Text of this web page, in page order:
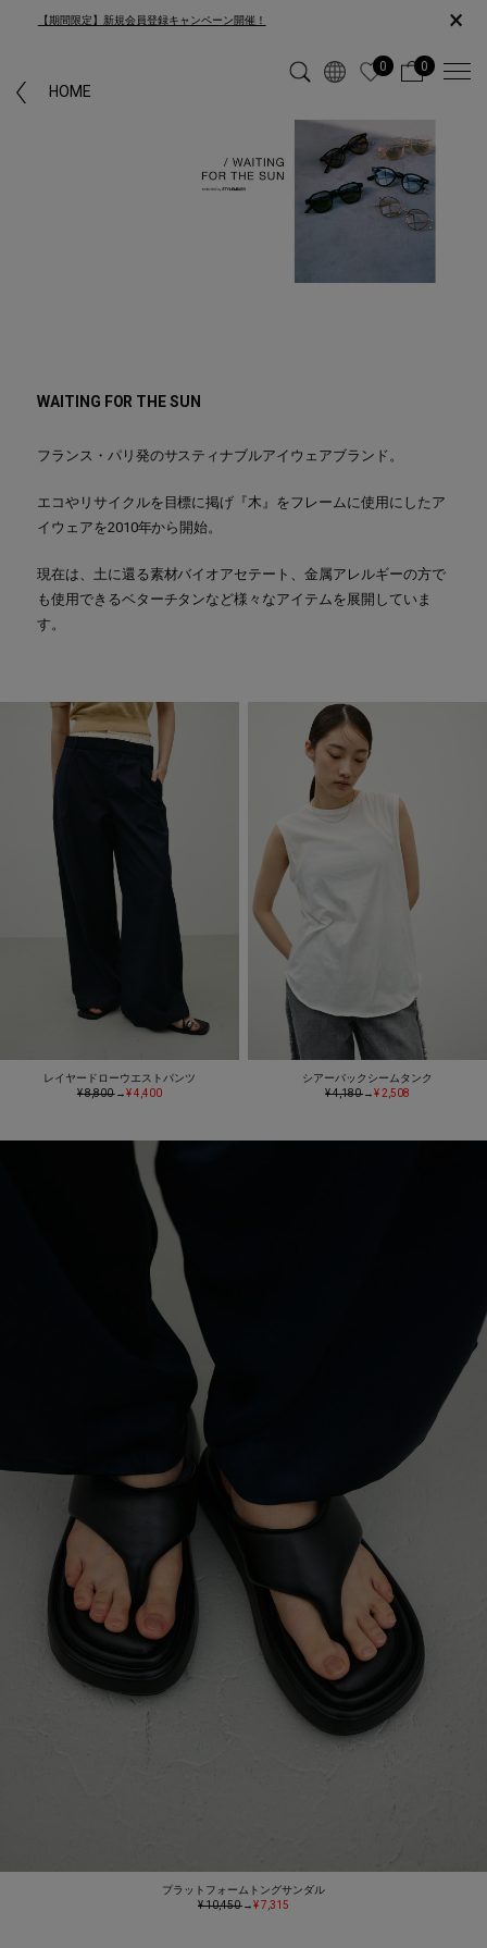
【期間限定】新規会員登録キャンペーン開催！ ×
HOME
0 0
WAITING FOR THE SUN
フランス・パリ発のサスティナブルアイウェアブランド。
エコやリサイクルを目標に掲げ『木』をフレームに使用にしたア
イウェアを2010年から開始。
現在は、土に還る素材バイオアセテート、金属アレルギーの方で
も使用できるベターチタンなど様々なアイテムを展開していま
す。
レイヤードローウエストパンツ
¥ 8,800→¥ 4,400
シアーバックシームタンク
¥ 4,180→¥ 2,508
プラットフォームトングサンダル
¥ 10,450→¥ 7,315